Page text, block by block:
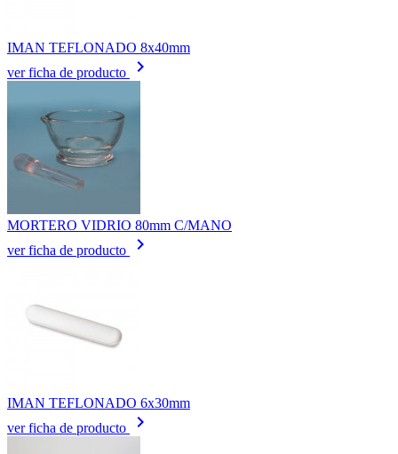
IMAN TEFLONADO 8x40mm
ver ficha de producto
keyboard_arrow_right
MORTERO VIDRIO 80mm C/MANO
ver ficha de producto
keyboard_arrow_right
IMAN TEFLONADO 6x30mm
ver ficha de producto
keyboard_arrow_right